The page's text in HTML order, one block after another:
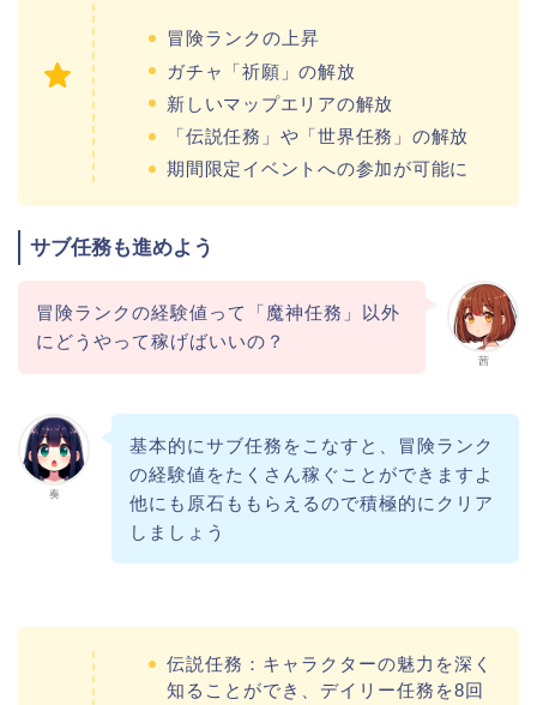
冒険ランクの上昇
ガチャ「祈願」の解放
新しいマップエリアの解放
「伝説任務」や「世界任務」の解放
期間限定イベントへの参加が可能に
サブ任務も進めよう
茜
冒険ランクの経験値って「魔神任務」以外
にどうやって稼げばいいの？
奏
基本的にサブ任務をこなすと、冒険ランク
の経験値をたくさん稼ぐことができますよ
他にも原石ももらえるので積極的にクリア
しましょう
伝説任務：キャラクターの魅力を深く
知ることができ、デイリー任務を8回